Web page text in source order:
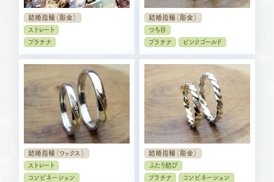
結婚指輪（彫金）
ストレート
プラチナ
結婚指輪（彫金）
つち目
プラチナ
ピンクゴールド
結婚指輪（ワックス）
ストレート
コンビネーション
結婚指輪（彫金）
ふたり結び
プラチナ
コンビネーション